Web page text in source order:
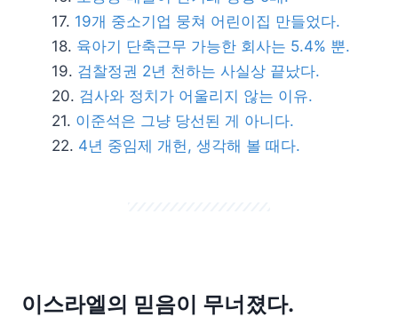
19개 중소기업 뭉쳐 어린이집 만들었다.
육아기 단축근무 가능한 회사는 5.4% 뿐.
검찰정권 2년 천하는 사실상 끝났다.
검사와 정치가 어울리지 않는 이유.
이준석은 그냥 당선된 게 아니다.
4년 중임제 개헌, 생각해 볼 때다.
이스라엘의 믿음이 무너졌다.